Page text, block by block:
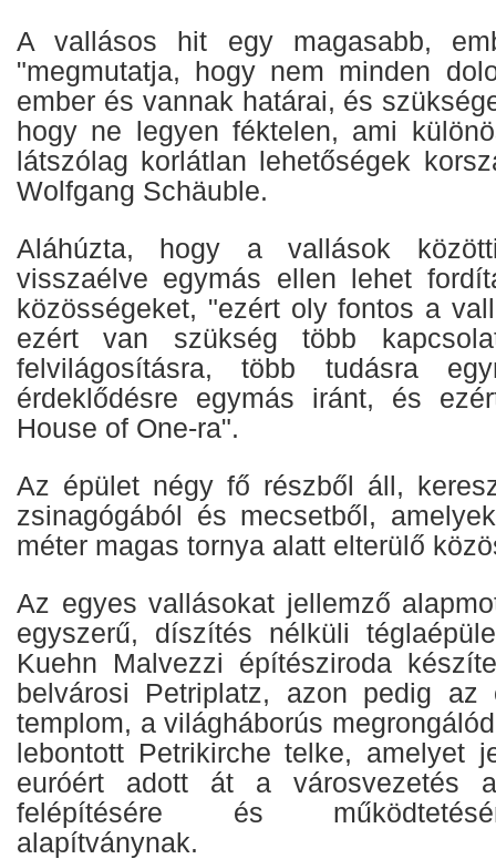
A vallásos hit egy magasabb,
"megmutatja, hogy nem minden
ember és vannak határai, és
hogy ne legyen féktelen, ami
látszólag korlátlan lehetőségek
Wolfgang Schäuble.
Aláhúzta, hogy a vallások
visszaélve egymás ellen lehet
közösségeket, "ezért oly fontos a
ezért van szükség több
felvilágosításra, több tudásra
érdeklődésre egymás iránt, és
House of One-ra".
Az épület négy fő részből áll,
zsinagógából és mecsetből,
méter magas tornya alatt elterülő
Az egyes vallásokat jellemző
egyszerű, díszítés nélküli
Kuehn Malvezzi építésziroda
belvárosi Petriplatz, azon pedig az
templom, a világháborús
lebontott Petrikirche telke, amelyet
euróért adott át a városvezetés
felépítésére és
alapítványnak.